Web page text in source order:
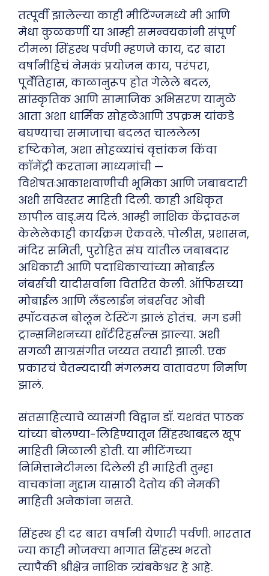
तत्पूर्वी झालेल्या काही मीटिंग्जमध्ये मी आणि
मेधा कुळकर्णी या आम्ही समन्वयकांनी संपूर्ण
टीमला सिंहस्थ पर्वणी म्हणजे काय, दर बारा
वर्षांनीहिचं नेमकं प्रयोजन काय, परंपरा,
पूर्वेतिहास, काळानुरूप होत गेलेले बदल,
सांस्कृतिक आणि सामाजिक अभिसरण यामुळे
आता अशा धार्मिक सोहळेआणि उपक्रम यांकडे
बघण्याचा समाजाचा बदलत चाललेला
दृष्टिकोन, अशा सोहळ्यांचं वृत्तांकन किंवा
कॉमेंट्री करताना माध्यमांची —
विशेषतःआकाशवाणीची भूमिका आणि जबाबदारी
अशी सविस्तर माहिती दिली. काही अधिकृत
छापील वाड्.मय दिलं. आम्ही नाशिक केंद्रावरून
केलेलेकाही कार्यक्रम ऐकवले. पोलीस, प्रशासन,
मंदिर समिती, पुरोहित संघ यांतील जबाबदार
अधिकारी आणि पदाधिकाऱ्यांच्या मोबाईल
नंबर्सची यादीसर्वांना वितरित केली. ऑफिसच्या
मोबाईल आणि लँडलाईन नंबर्सवर ओबी
स्पॉटवरून बोलून टेस्टिंग झालं होतंच. मग डमी
ट्रान्समिशनच्या शॉर्टरिहर्सल्स झाल्या. अशी
सगळी साग्रसंगीत जय्यत तयारी झाली. एक
प्रकारचं चैतन्यदायी मंगलमय वातावरण निर्माण
झालं.
संतसाहित्याचे व्यासंगी विद्वान डॉ. यशवंत पाठक
यांच्या बोलण्या-लिहिण्यातून सिंहस्थाबद्दल खूप
माहिती मिळाली होती. या मीटिंगच्या
निमित्तानेटीमला दिलेली ही माहिती तुम्हा
वाचकांना मुद्दाम यासाठी देतोय की नेमकी
माहिती अनेकांना नसते.
सिंहस्थ ही दर बारा वर्षांनी येणारी पर्वणी. भारतात
ज्या काही मोजक्या भागात सिंहस्थ भरतो
त्यापैकी श्रीक्षेत्र नाशिक त्र्यंबकेश्वर हे आहे.